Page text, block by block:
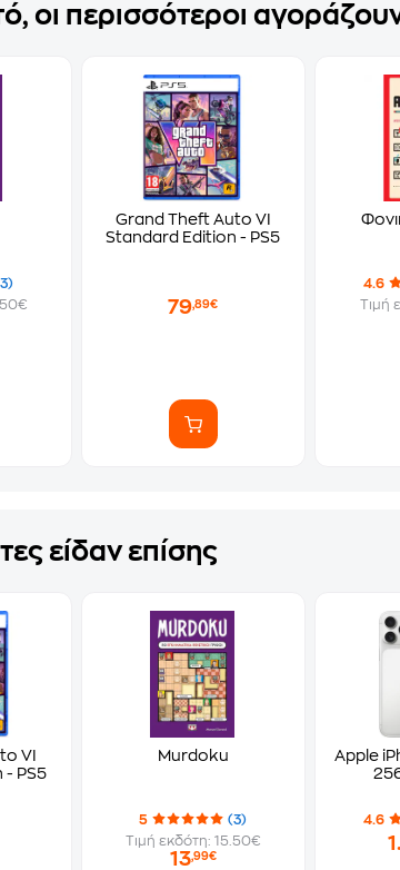
οι περισσότεροι
Grand Theft Auto VI
Standard Edition - PS5
79,89€
4.6
Τιμή
είδαν επίσης
VI
- PS5
Murdoku
5
(3)
Τιμή εκδότη: 15.50€
13,99€
Apple
4.6